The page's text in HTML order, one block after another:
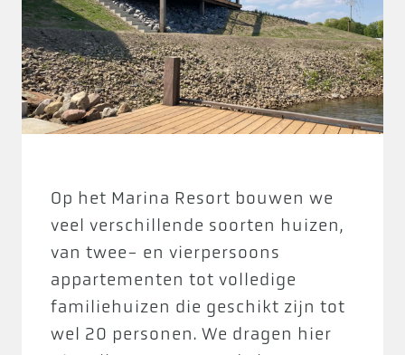
Op het Marina Resort bouwen we
veel verschillende soorten huizen,
van twee- en vierpersoons
appartementen tot volledige
familiehuizen die geschikt zijn tot
wel 20 personen. We dragen hier